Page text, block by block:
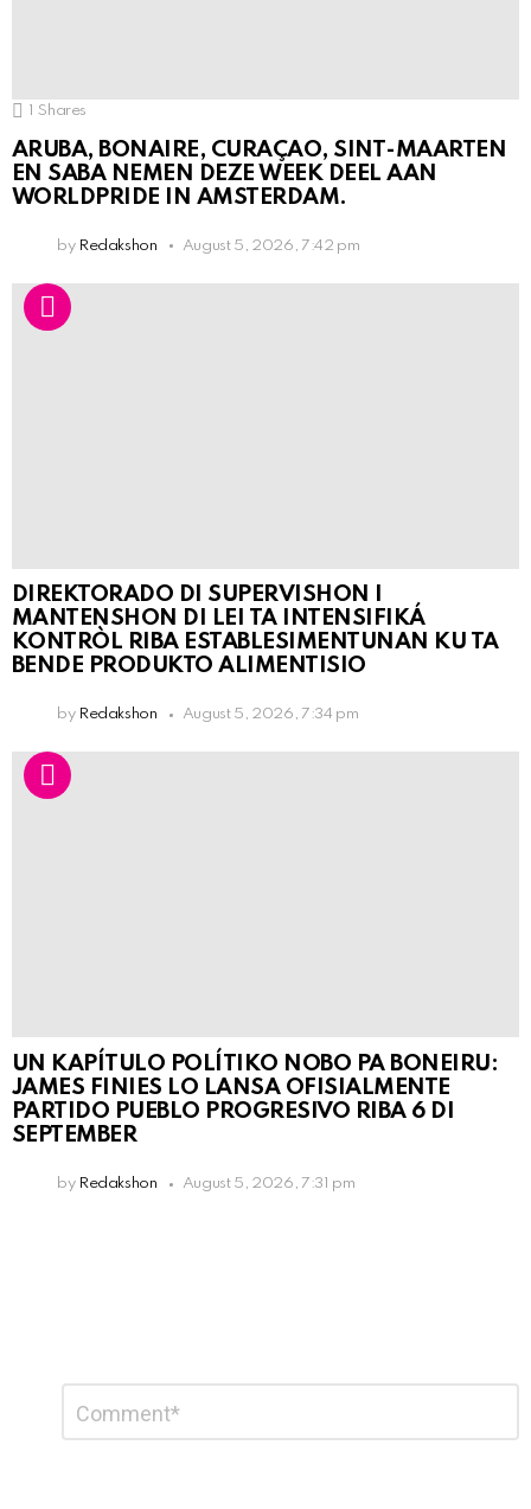
1 Shares
ARUBA, BONAIRE, CURAÇAO, SINT-MAARTEN
EN SABA NEMEN DEZE WEEK DEEL AAN
WORLDPRIDE IN AMSTERDAM.
by Redakshon August 5, 2026, 7:42 pm
DIREKTORADO DI SUPERVISHON I
MANTENSHON DI LEI TA INTENSIFIKÁ
KONTRÒL RIBA ESTABLESIMENTUNAN KU TA
BENDE PRODUKTO ALIMENTISIO
by Redakshon August 5, 2026, 7:34 pm
UN KAPÍTULO POLÍTIKO NOBO PA BONEIRU:
JAMES FINIES LO LANSA OFISIALMENTE
PARTIDO PUEBLO PROGRESIVO RIBA 6 DI
SEPTEMBER
by Redakshon August 5, 2026, 7:31 pm
Reply